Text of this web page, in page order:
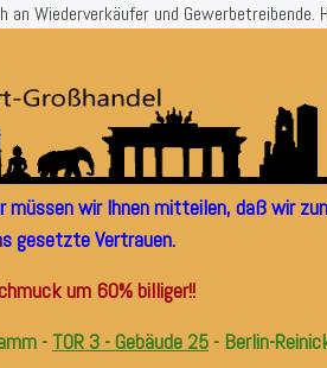
Wiederverkäufer und Gewerbetreibende.
müssen wir Ihnen mitteilen, daß wir
gesetzte Vertrauen.
um 60% billiger!!
- TOR 3 - Gebäude 25 - Berlin-